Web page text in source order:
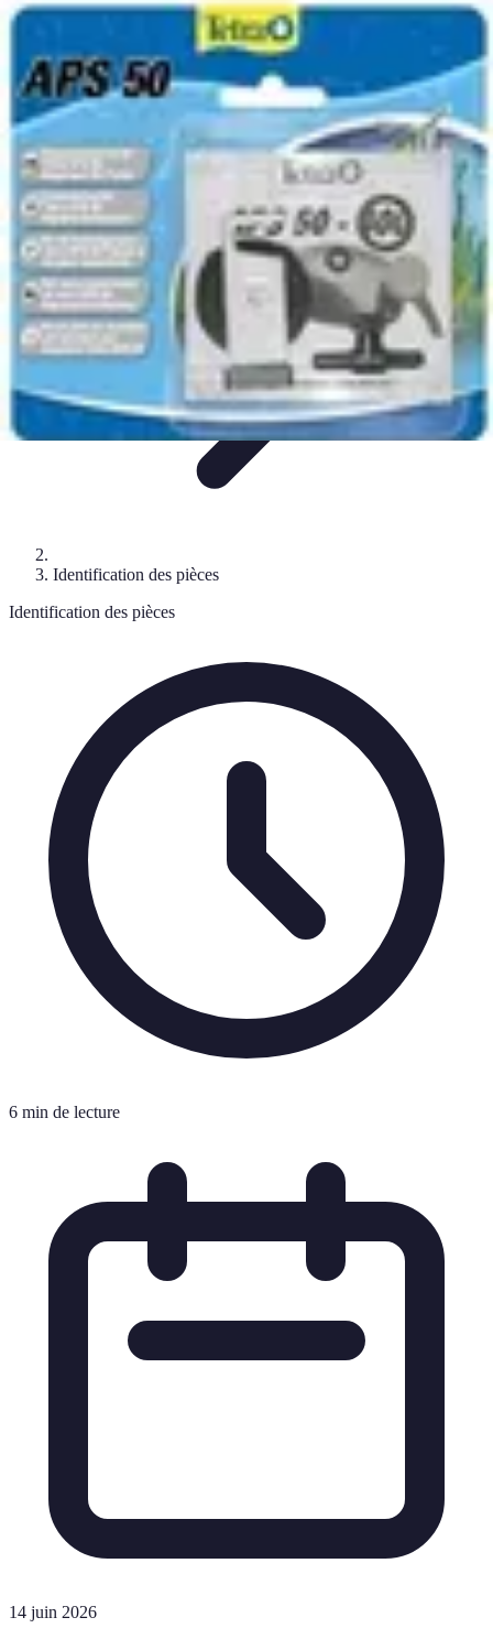
Pièces Détachées Tracteur
Pièces Détachées AnciennesGuides d'Achat
DiagnosticsGuide d'Achat Entretien et Maintenance
Pièces Détachées Tracteur
Identification des pièces
Identification des pièces
6 min de lecture
14 juin 2026